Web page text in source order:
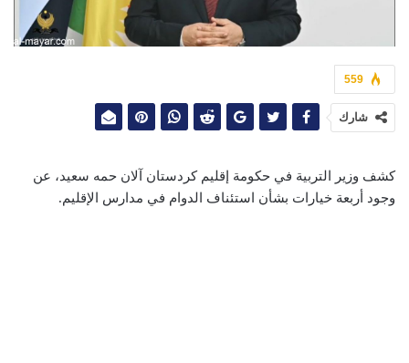
559
شارك
كشف وزير التربية في حكومة إقليم كردستان آلان حمه سعيد، عن
وجود أربعة خيارات بشأن استئناف الدوام في مدارس الإقليم.